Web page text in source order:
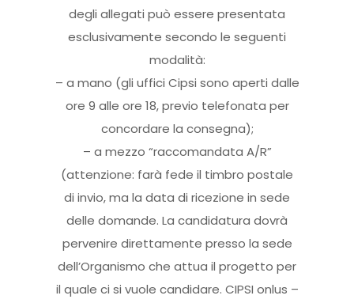
degli allegati può essere presentata
esclusivamente secondo le seguenti
modalità:
– a mano (gli uffici Cipsi sono aperti dalle
ore 9 alle ore 18, previo telefonata per
concordare la consegna);
– a mezzo “raccomandata A/R”
(attenzione: farà fede il timbro postale
di invio, ma la data di ricezione in sede
delle domande. La candidatura dovrà
pervenire direttamente presso la sede
dell’Organismo che attua il progetto per
il quale ci si vuole candidare. CIPSI onlus –